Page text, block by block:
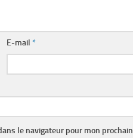
E-mail*
le navigateur pour mon prochain